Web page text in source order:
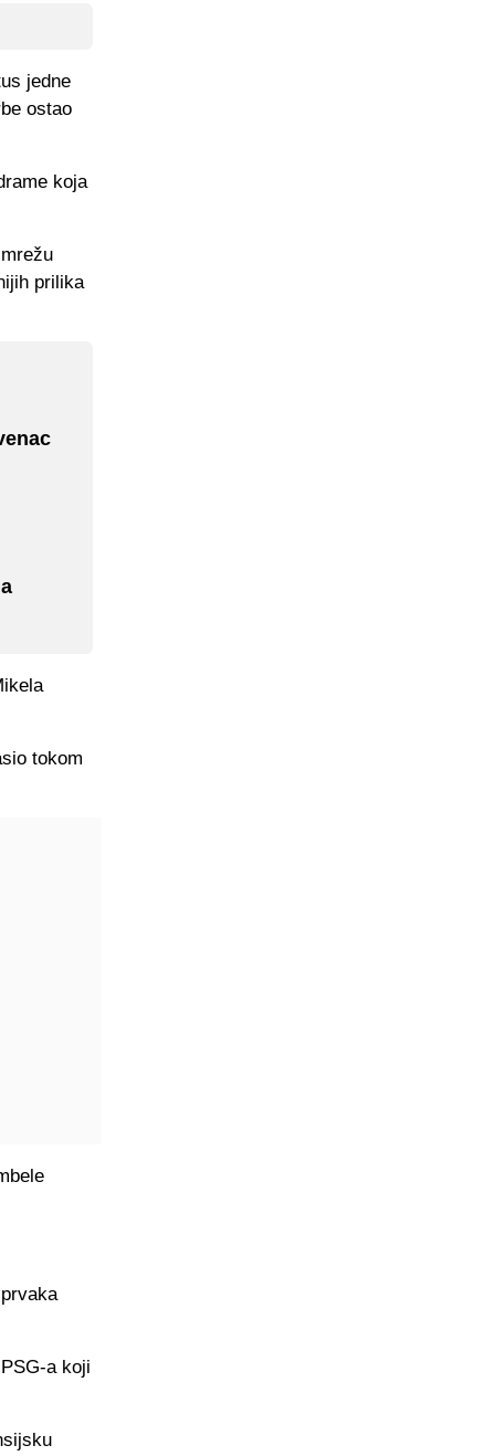
jedne
ostao
koja
prilika
tokom
a koji